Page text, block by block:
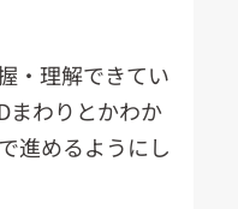
・理解できてい
まわりとかわか
進めるようにし